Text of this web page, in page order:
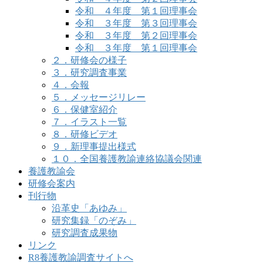
令和 ４年度 第１回理事会
令和 ３年度 第３回理事会
令和 ３年度 第２回理事会
令和 ３年度 第１回理事会
２．研修会の様子
３．研究調査事業
４．会報
５．メッセージリレー
６．保健室紹介
７．イラスト一覧
８．研修ビデオ
９．新理事提出様式
１０．全国養護教諭連絡協議会関連
養護教諭会
研修会案内
刊行物
沿革史「あゆみ」
研究集録「のぞみ」
研究調査成果物
リンク
R8養護教諭調査サイトへ